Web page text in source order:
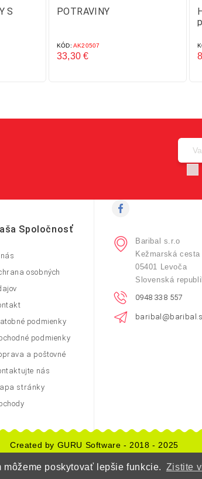
poskytovať lepšie funkcie. Zistite
S
POTRAVINY
KÓD: AK20507
33,30 €
Spoločnosť
osobných
podmienky
podmienky
a poštovné
nás
stránky
Baribal s.r.o
Kežmarská cesta
05401 Levoča
Slovenská
0948 338 557
Created by GURU Software - 2018 - 2025